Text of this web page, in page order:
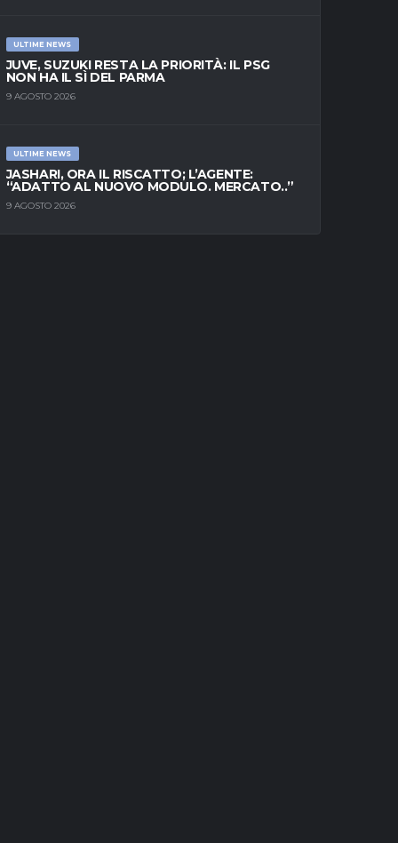
ULTIME NEWS
JUVE, SUZUKI RESTA LA PRIORITÀ: IL PSG
NON HA IL SÌ DEL PARMA
9 AGOSTO 2026
ULTIME NEWS
JASHARI, ORA IL RISCATTO; L’AGENTE:
“ADATTO AL NUOVO MODULO. MERCATO..”
9 AGOSTO 2026